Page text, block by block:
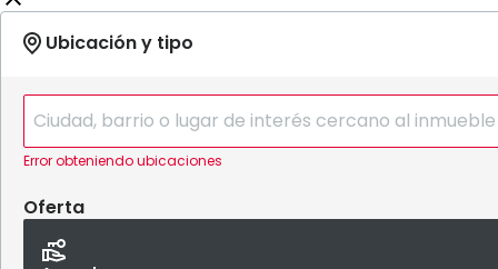
Error obteniendo ubicaciones
Oferta